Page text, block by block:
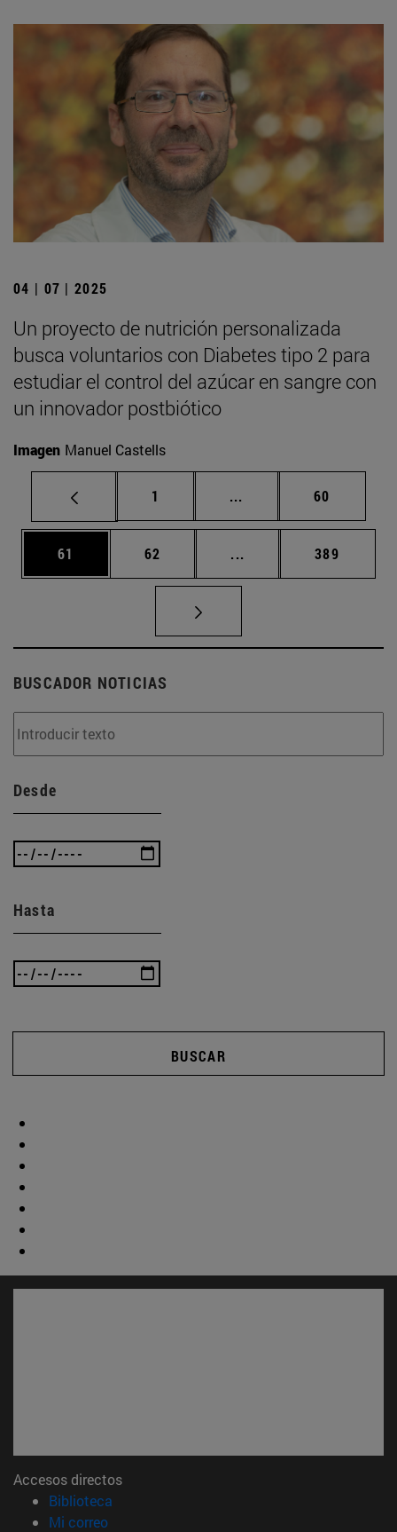
04 | 07 | 2025
Un proyecto de nutrición personalizada
busca voluntarios con Diabetes tipo 2 para
estudiar el control del azúcar en sangre con
un innovador postbiótico
Imagen Manuel Castells
Página
1 ... Páginas intermedias
Página
60
Página
61 Página
62 ... Páginas intermedias
Página
389
BUSCADOR NOTICIAS
Desde
Hasta
BUSCAR
Accesos directos
Biblioteca
Mi correo(abre en nueva ventana)